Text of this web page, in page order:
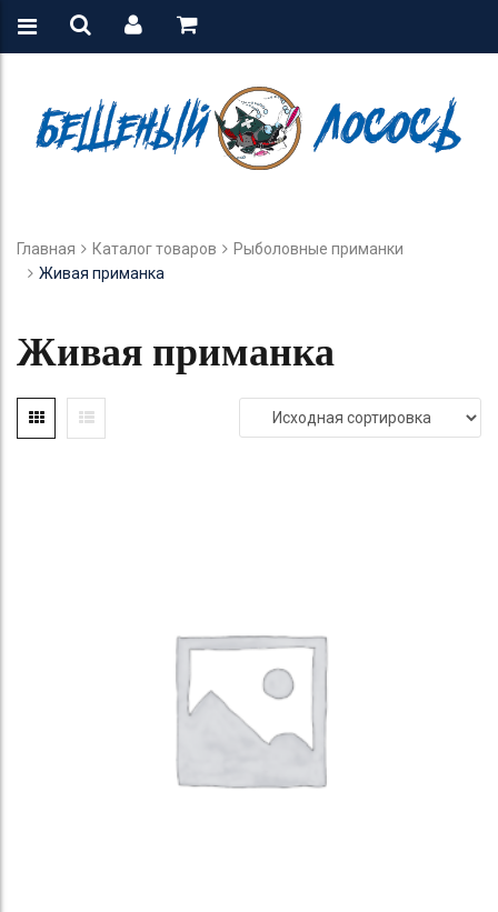
Главная Каталог товаров
Рыболовные приманки
Живая приманка
Живая приманка